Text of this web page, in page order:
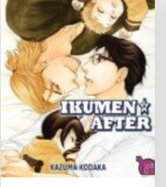
Ajouter
à la
wishlist